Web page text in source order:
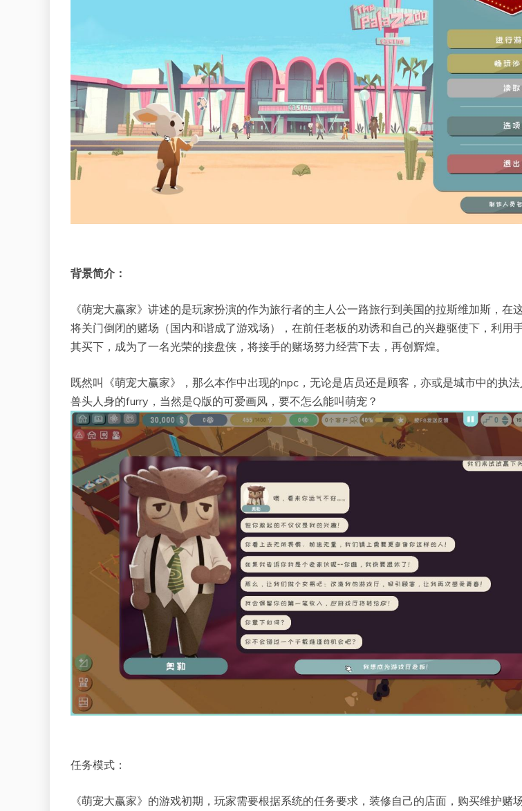
背景简介：
《萌宠大赢家》讲述的是玩家扮演的作为旅行者的主人公一路旅行到美国的拉斯维加斯，在
将关门倒闭的赌场（国内和谐成了游戏场），在前任老板的劝诱和自己的兴趣驱使下，利用
其买下，成为了一名光荣的接盘侠，将接手的赌场努力经营下去，再创辉煌。
既然叫《萌宠大赢家》，那么本作中出现的npc，无论是店员还是顾客，亦或是城市中的执
兽头人身的furry，当然是Q版的可爱画风，要不怎么能叫萌宠？
任务模式：
《萌宠大赢家》的游戏初期，玩家需要根据系统的任务要求，装修自己的店面，购买维护赌